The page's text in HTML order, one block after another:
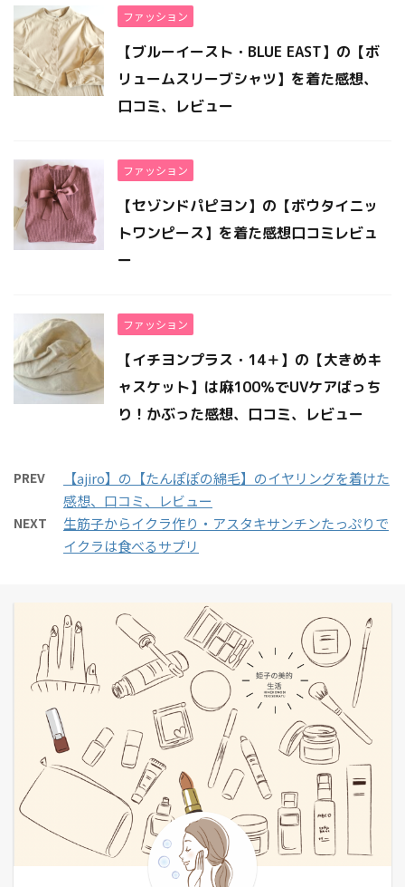
ファッション
【ブルーイースト・BLUE EAST】の【ボ
リュームスリーブシャツ】を着た感想、
口コミ、レビュー
ファッション
【セゾンドパピヨン】の【ボウタイニッ
トワンピース】を着た感想口コミレビュ
ー
ファッション
【イチヨンプラス・14＋】の【大きめキ
ャスケット】は麻100％でUVケアばっち
り！かぶった感想、口コミ、レビュー
PREV
【ajiro】の【たんぽぽの綿毛】のイヤリングを着けた
感想、口コミ、レビュー
NEXT
生筋子からイクラ作り・アスタキサンチンたっぷりで
イクラは食べるサプリ